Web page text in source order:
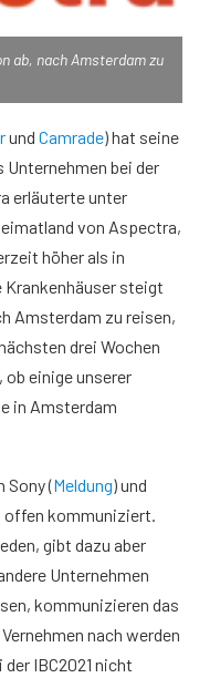
ab, nach Amsterdam zu
und Camrade) hat seine
bei der
erläuterte unter
von Aspectra,
höher als in
Krankenhäuser steigt
Amsterdam zu reisen,
drei Wochen
ob einige unserer
in Amsterdam
Sony (Meldung) und
offen kommuniziert.
gibt dazu aber
Unternehmen
kommunizieren das
nach werden
IBC2021 nicht